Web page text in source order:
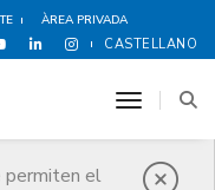
ÀREA PRIVADA
CASTELLANO
permiten el
toggle